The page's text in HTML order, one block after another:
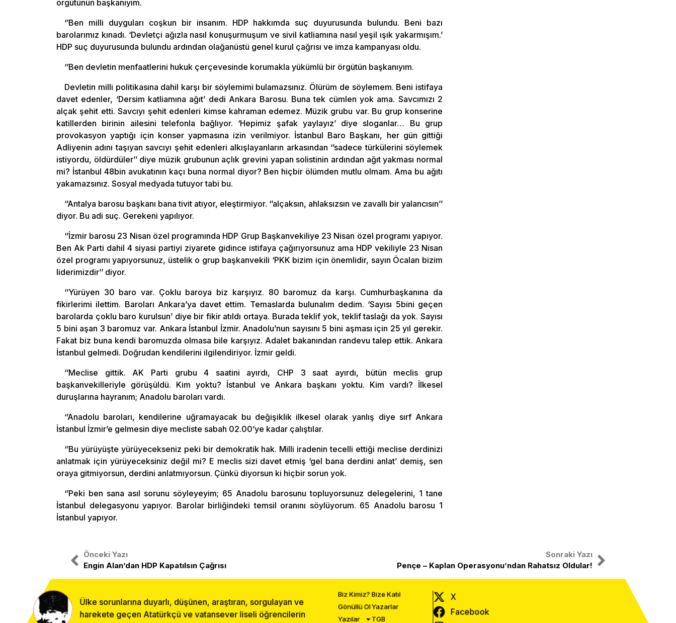
örgütünün başkanıyım.
‘’Ben milli duyguları coşkun bir insanım. HDP hakkımda suç duyurusunda bulundu. Beni bazı
barolarımız kınadı. ‘Devletçi ağızla nasıl konuşurmuşum ve sivil katliamına nasıl yeşil ışık yakarmışım.’
HDP suç duyurusunda bulundu ardından olağanüstü genel kurul çağrısı ve imza kampanyası oldu.
‘’Ben devletin menfaatlerini hukuk çerçevesinde korumakla yükümlü bir örgütün başkanıyım.
Devletin milli politikasına dahil karşı bir söylemimi bulamazsınız. Ölürüm de söylemem. Beni istifaya
davet edenler, ‘Dersim katliamına ağıt’ dedi Ankara Barosu. Buna tek cümlen yok ama. Savcımızı 2
alçak şehit etti. Savcıyı şehit edenleri kimse kahraman edemez. Müzik grubu var. Bu grup konserine
katillerden birinin ailesini telefonla bağlıyor. ‘Hepimiz şafak yaylayız’ diye sloganlar… Bu grup
provokasyon yaptığı için konser yapmasına izin verilmiyor. İstanbul Baro Başkanı, her gün gittiği
Adliyenin adını taşıyan savcıyı şehit edenleri alkışlayanların arkasından ‘’sadece türkülerini söylemek
istiyordu, öldürdüler’’ diye müzik grubunun açlık grevini yapan solistinin ardından ağıt yakması normal
mi? İstanbul 48bin avukatının kaçı buna normal diyor? Ben hiçbir ölümden mutlu olmam. Ama bu ağıtı
yakamazsınız. Sosyal medyada tutuyor tabi bu.
‘’Antalya barosu başkanı bana tivit atıyor, eleştirmiyor. ‘’alçaksın, ahlaksızsın ve zavallı bir yalancısın’’
diyor. Bu adi suç. Gerekeni yapılıyor.
‘’İzmir barosu 23 Nisan özel programında HDP Grup Başkanvekiliye 23 Nisan özel programı yapıyor.
Ben Ak Parti dahil 4 siyasi partiyi ziyarete gidince istifaya çağırıyorsunuz ama HDP vekiliyle 23 Nisan
özel programı yapıyorsunuz, üstelik o grup başkanvekili ‘PKK bizim için önemlidir, sayın Öcalan bizim
liderimizdir’’ diyor.
‘’Yürüyen 30 baro var. Çoklu baroya biz karşıyız. 80 baromuz da karşı. Cumhurbaşkanına da
fikirlerimi ilettim. Baroları Ankara’ya davet ettim. Temaslarda bulunalım dedim. ‘Sayısı 5bini geçen
barolarda çoklu baro kurulsun’ diye bir fikir atıldı ortaya. Burada teklif yok, teklif taslağı da yok. Sayısı
5 bini aşan 3 baromuz var. Ankara İstanbul İzmir. Anadolu’nun sayısını 5 bini aşması için 25 yıl gerekir.
Fakat biz buna kendi baromuzda olmasa bile karşıyız. Adalet bakanından randevu talep ettik. Ankara
İstanbul gelmedi. Doğrudan kendilerini ilgilendiriyor. İzmir geldi.
‘’Meclise gittik. AK Parti grubu 4 saatini ayırdı, CHP 3 saat ayırdı, bütün meclis grup
başkanvekilleriyle görüşüldü. Kim yoktu? İstanbul ve Ankara başkanı yoktu. Kim vardı? İlkesel
duruşlarına hayranım; Anadolu baroları vardı.
‘’Anadolu baroları, kendilerine uğramayacak bu değişiklik ilkesel olarak yanlış diye sırf Ankara
İstanbul İzmir’e gelmesin diye mecliste sabah 02.00’ye kadar çalıştılar.
‘’Bu yürüyüşte yürüyecekseniz peki bir demokratik hak. Milli iradenin tecelli ettiği meclise derdinizi
anlatmak için yürüyeceksiniz değil mi? E meclis sizi davet etmiş ‘gel bana derdini anlat’ demiş, sen
oraya gitmiyorsun, derdini anlatmıyorsun. Çünkü diyorsun ki hiçbir sorun yok.
‘’Peki ben sana asıl sorunu söyleyeyim; 65 Anadolu barosunu topluyorsunuz delegelerini, 1 tane
İstanbul delegasyonu yapıyor. Barolar birliğindeki temsil oranını söylüyorum. 65 Anadolu barosu 1
İstanbul yapıyor.
Önceki Yazı
Engin Alan’dan HDP Kapatılsın Çağrısı
Sonraki Yazı
Pençe – Kaplan Operasyonu’ndan Rahatsız Oldular!
Ülke sorunlarına duyarlı, düşünen, araştıran, sorgulayan ve
harekete geçen Atatürkçü ve vatansever liseli öğrencilerin
Biz Kimiz?
Gönüllü Ol
Yazılar
Bize Katıl
Yazarlar
TGB
X
Facebook